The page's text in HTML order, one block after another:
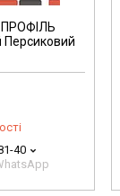
Персиковий
40